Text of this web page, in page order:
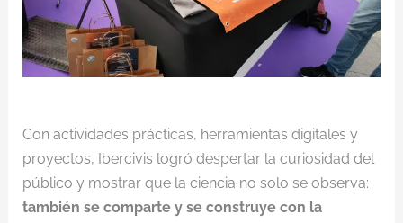
Con actividades prácticas, herramientas digitales y
proyectos, Ibercivis logró despertar la curiosidad del
público y mostrar que la ciencia no solo se observa:
también se comparte y se construye con la